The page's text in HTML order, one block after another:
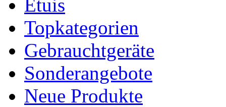
Etuis
Topkategorien
Gebrauchtgeräte
Sonderangebote
Neue Produkte